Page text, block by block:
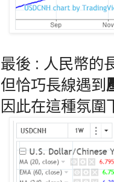
最後 : 人民幣的
但恰巧長線遇到
因此在這種氛圍